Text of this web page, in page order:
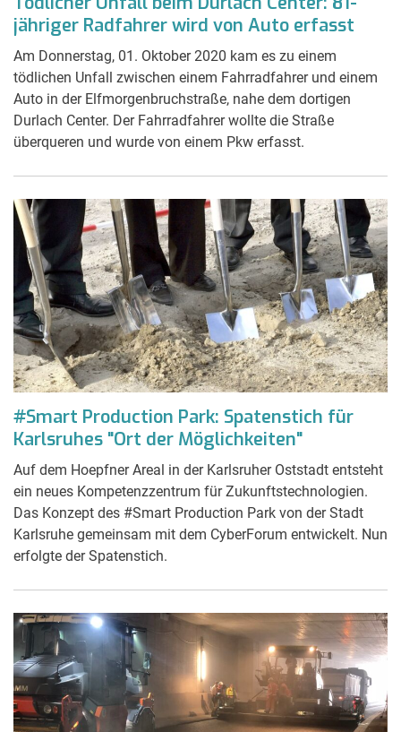
jähriger Radfahrer wird von Auto erfasst
Am Donnerstag, 01. Oktober 2020 kam es zu einem
tödlichen Unfall zwischen einem Fahrradfahrer und einem
Auto in der Elfmorgenbruchstraße, nahe dem dortigen
Durlach Center. Der Fahrradfahrer wollte die Straße
überqueren und wurde von einem Pkw erfasst.
#Smart Production Park: Spatenstich für
Karlsruhes "Ort der Möglichkeiten"
Auf dem Hoepfner Areal in der Karlsruher Oststadt entsteht
ein neues Kompetenzzentrum für Zukunftstechnologien.
Das Konzept des #Smart Production Park von der Stadt
Karlsruhe gemeinsam mit dem CyberForum entwickelt. Nun
erfolgte der Spatenstich.